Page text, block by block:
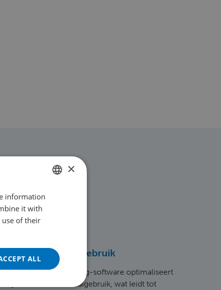
Efficiënt materiaalgebruik
geavanceerde nesting-software optimaliseert
de ByStar Fiber materiaalgebruik, wat leidt tot
DUTCH
ENGLISH
POLISH
×
information
it with
of their
ALL